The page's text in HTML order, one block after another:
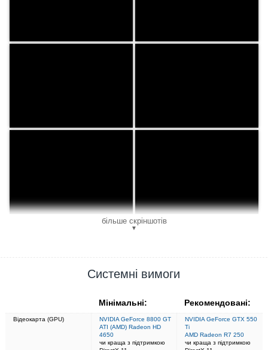
більше скріншотів
▼
Системні вимоги
Мінімальні: Рекомендовані:
Відеокарта (GPU)
NVIDIA GeForce 8800 GT
ATI (AMD) Radeon HD
4650
чи краща з підтримкою
NVIDIA GeForce GTX 550
Ti
AMD Radeon R7 250
чи краща з підтримкою